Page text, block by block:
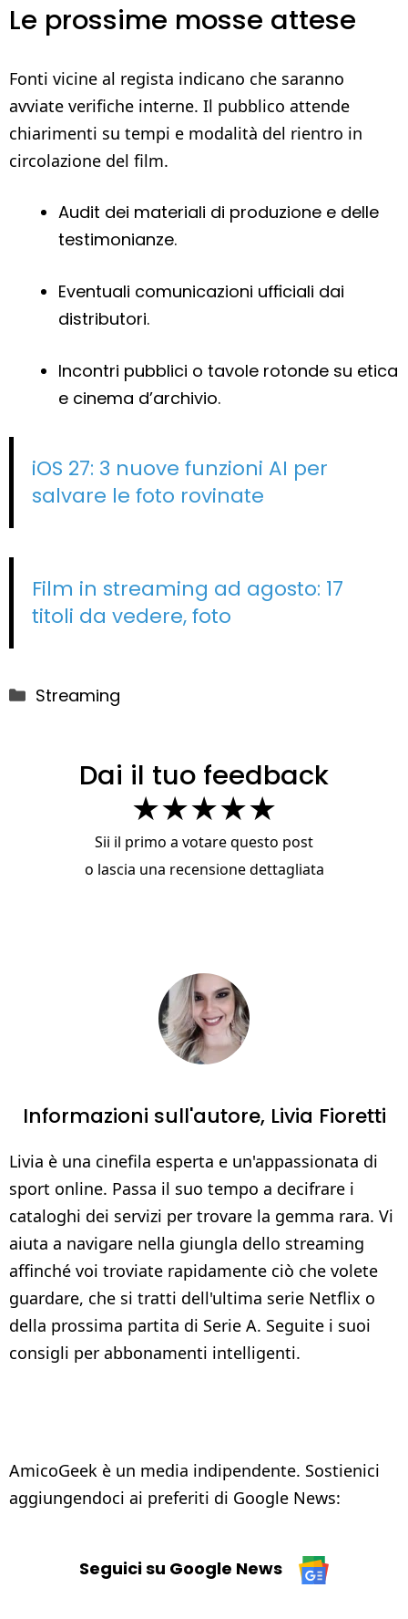
Le prossime mosse attese
Fonti vicine al regista indicano che saranno
avviate verifiche interne. Il pubblico attende
chiarimenti su tempi e modalità del rientro in
circolazione del film.
Audit dei materiali di produzione e delle
testimonianze.
Eventuali comunicazioni ufficiali dai
distributori.
Incontri pubblici o tavole rotonde su etica
e cinema d’archivio.
iOS 27: 3 nuove funzioni AI per
salvare le foto rovinate
Film in streaming ad agosto: 17
titoli da vedere, foto
Categorie
Streaming
Dai il tuo feedback
★★★★★
Sii il primo a votare questo post
o lascia una recensione dettagliata
Informazioni sull'autore, Livia Fioretti
Livia è una cinefila esperta e un'appassionata di
sport online. Passa il suo tempo a decifrare i
cataloghi dei servizi per trovare la gemma rara. Vi
aiuta a navigare nella giungla dello streaming
affinché voi troviate rapidamente ciò che volete
guardare, che si tratti dell'ultima serie Netflix o
della prossima partita di Serie A. Seguite i suoi
consigli per abbonamenti intelligenti.
AmicoGeek è un media indipendente. Sostienici
aggiungendoci ai preferiti di Google News:
Seguici su Google News